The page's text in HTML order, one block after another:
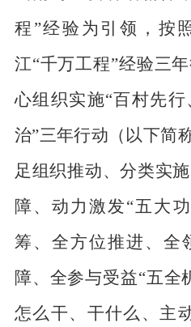
程 ”经验为引领，按
江“千万工程”经验三
心组织实施“百村先行
治”三年行动（以下简
足组织推动、分类实
障、动力激发“五大
筹、全方位推进、全
障、全参与受益“五全
怎么干、干什么、主